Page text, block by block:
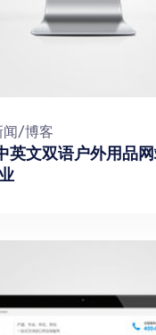
/博客
英文双语户外用品